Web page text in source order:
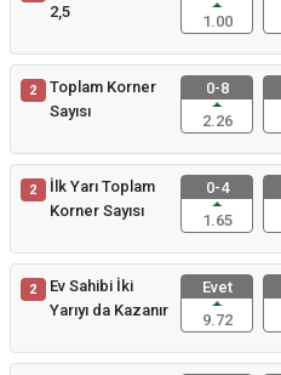
2,5
1.00
2
Toplam Korner
Sayısı
0-8
2.26
2
İlk Yarı Toplam
Korner Sayısı
0-4
1.65
2
Ev Sahibi İki
Yarıyı da Kazanır
Evet
9.72